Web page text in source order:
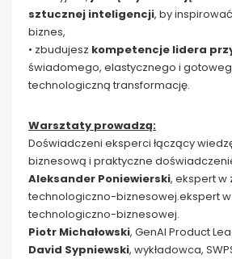
sztucznej inteligencji, by
biznes,
• zbudujesz kompetencje lidera
świadomego, elastycznego i
technologiczną transformację.
Warsztaty prowadzą:
Doświadczeni eksperci łączący
biznesową i praktyczne
Aleksander Poniewierski, ekspert w
technologiczno-biznesowej.ekspert
technologiczno-biznesowej.
Piotr Michałowski, GenAI Product
David Sypniewski, wykładowca,